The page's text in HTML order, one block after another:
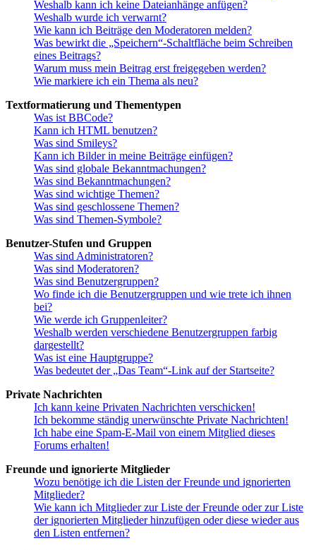
Weshalb kann ich keine Dateianhänge anfügen?
Weshalb wurde ich verwarnt?
Wie kann ich Beiträge den Moderatoren melden?
Was bewirkt die „Speichern“-Schaltfläche beim Schreiben
eines Beitrags?
Warum muss mein Beitrag erst freigegeben werden?
Wie markiere ich ein Thema als neu?
Textformatierung und Thementypen
Was ist BBCode?
Kann ich HTML benutzen?
Was sind Smileys?
Kann ich Bilder in meine Beiträge einfügen?
Was sind globale Bekanntmachungen?
Was sind Bekanntmachungen?
Was sind wichtige Themen?
Was sind geschlossene Themen?
Was sind Themen-Symbole?
Benutzer-Stufen und Gruppen
Was sind Administratoren?
Was sind Moderatoren?
Was sind Benutzergruppen?
Wo finde ich die Benutzergruppen und wie trete ich ihnen
bei?
Wie werde ich Gruppenleiter?
Weshalb werden verschiedene Benutzergruppen farbig
dargestellt?
Was ist eine Hauptgruppe?
Was bedeutet der „Das Team“-Link auf der Startseite?
Private Nachrichten
Ich kann keine Privaten Nachrichten verschicken!
Ich bekomme ständig unerwünschte Private Nachrichten!
Ich habe eine Spam-E-Mail von einem Mitglied dieses
Forums erhalten!
Freunde und ignorierte Mitglieder
Wozu benötige ich die Listen der Freunde und ignorierten
Mitglieder?
Wie kann ich Mitglieder zur Liste der Freunde oder zur Liste
der ignorierten Mitglieder hinzufügen oder diese wieder aus
den Listen entfernen?